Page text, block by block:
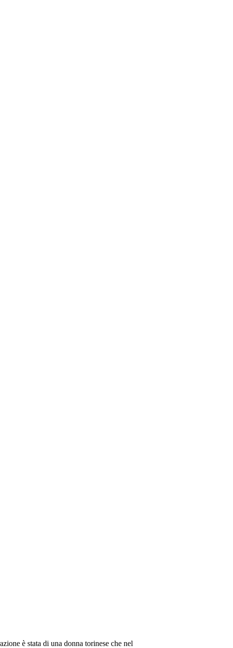
è stata di una donna torinese che nel